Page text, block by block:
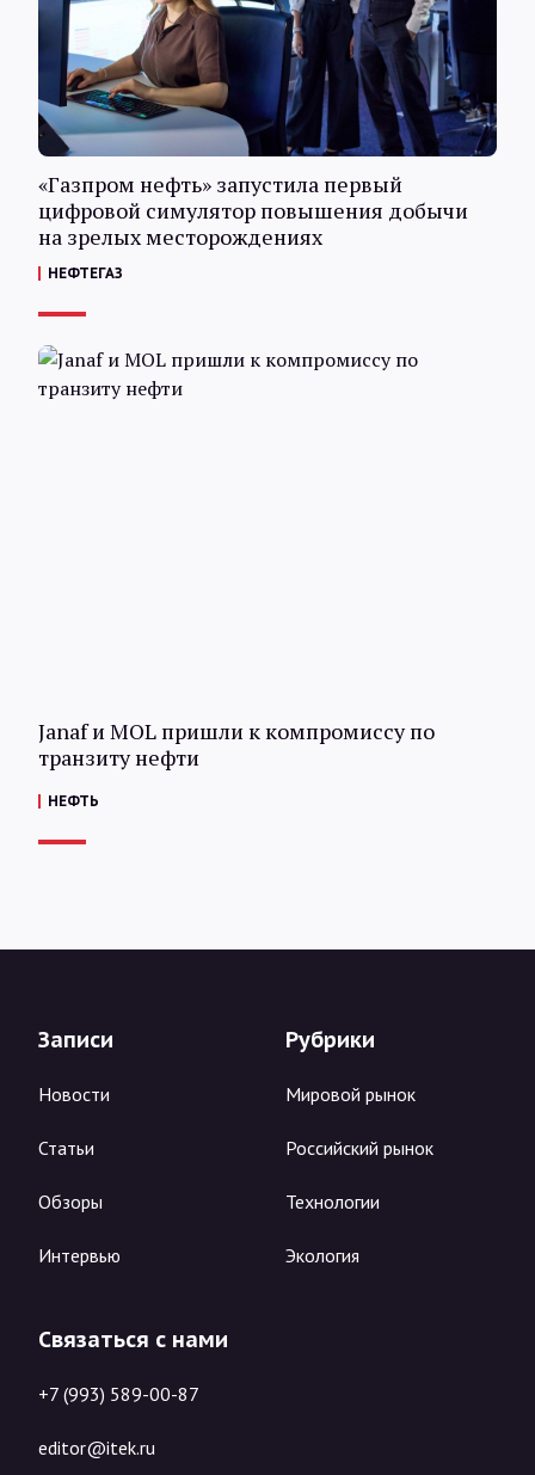
«Газпром нефть» запустила первый
цифровой симулятор повышения добычи
на зрелых месторождениях
НЕФТЕГАЗ
Janaf и MOL пришли к компромиссу по
транзиту нефти
НЕФТЬ
Записи
Новости
Статьи
Обзоры
Интервью
Рубрики
Мировой рынок
Российский рынок
Технологии
Экология
Связаться с нами
+7 (993) 589-00-87
editor@itek.ru